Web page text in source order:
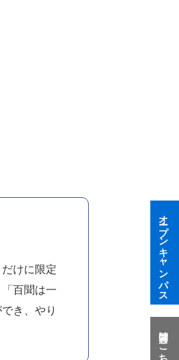
けに限定
百聞は一
き、やり
オープンキャンパス